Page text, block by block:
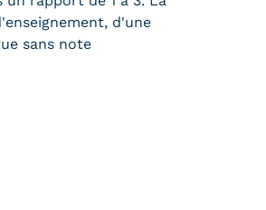
d'une
sans note